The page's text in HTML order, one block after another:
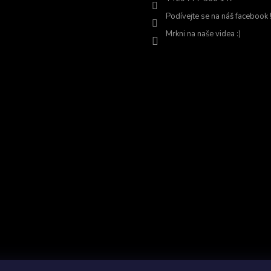
Podívejte se na náš facebook !
Mrkni na naše videa :)